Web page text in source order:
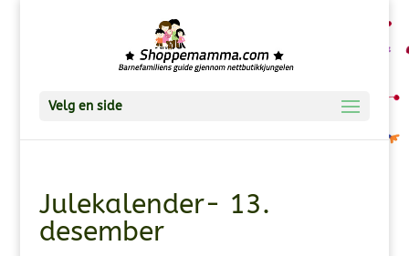
Velg en side
Julekalender- 13.
desember